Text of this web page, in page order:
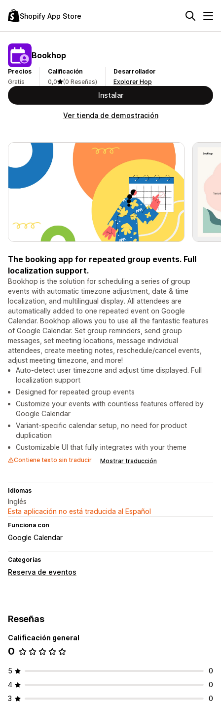
Shopify App Store
Bookhop
Precios
Gratis
Calificación
0,0
(0 Reseñas)
Desarrollador
Explorer Hop
Instalar
Ver tienda de demostración
The booking app for repeated group events. Full
localization support.
Bookhop is the solution for scheduling a series of group
events with automatic timezone adjustment, date & time
localization, and multilingual display. All attendees are
automatically added to one repeated event on Google
Calendar. Bookhop allows you to use all the fantastic features
of Google Calendar. Set group reminders, send group
messages, set meeting locations, message individual
attendees, create meeting notes, reschedule/cancel events,
adjust meeting timezone, and more!
Auto-detect user timezone and adjust time displayed. Full
localization support
Designed for repeated group events
Customize your events with countless features offered by
Google Calendar
Variant-specific calendar setup, no need for product
duplication
Customizable UI that fully integrates with your theme
Contiene texto sin traducir Mostrar traducción
Idiomas
Inglés
Esta aplicación no está traducida al Español
Funciona con
Google Calendar
Categorías
Reserva de eventos
Reseñas
Calificación general
0
5
0
4
0
3
0